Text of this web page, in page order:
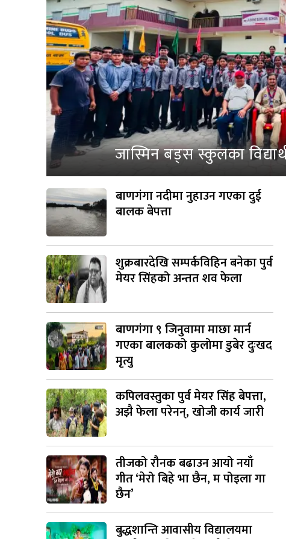
जास्मिन बड्स स्कुलका
बाणगंगा नदीमा नुहाउन गएका दुई
बालक बेपत्ता
शुक्रबारदेखि सम्पर्कविहिन बनेका पुर्व
मेयर सिंहको अन्तत शव फेला
बाणगंगा ९ जिनुवामा माछा मार्न
गएका बालकको कुलोमा डुबेर दुःखद
मृत्यु
कपिलवस्तुका पुर्व मेयर सिंह बेपत्ता,
अझै फेला परेनन्, खोजी कार्य जारी
तीजको रौनक बढाउन आयो नयाँ
गीत ‘मेरो बिहे भा छैन, म पोइला गा
छैन’
बुद्धशान्ति आवासीय विद्यालयमा